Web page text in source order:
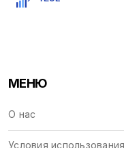
МЕНЮ
О нас
Условия использования